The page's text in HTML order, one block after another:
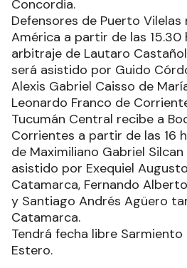
Concordia.
Defensores de Puerto Vilelas
América a partir de las 15.30
arbitraje de Lautaro
será asistido por Guido
Alexis Gabriel Caisso de
Leonardo Franco de
Tucumán Central recibe a
Corrientes a partir de las 16
de Maximiliano Gabriel
asistido por Exequiel
Catamarca, Fernando
y Santiago Andrés Agüero
Catamarca.
Tendrá fecha libre
Estero.